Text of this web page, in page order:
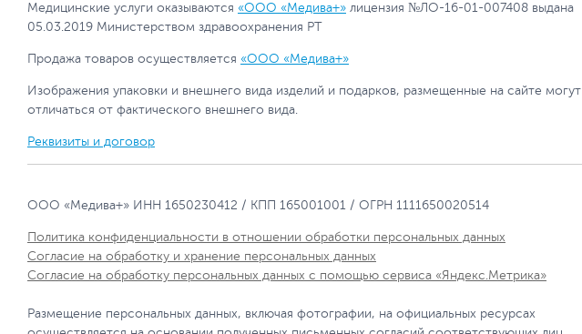
Медицинские услуги оказываются «ООО «Медива+» лицензия №ЛО-16-01-007408 выдана
05.03.2019 Министерством здравоохранения РТ
Продажа товаров осуществляется «ООО «Медива+»
Изображения упаковки и внешнего вида изделий и подарков, размещенные на сайте могут
отличаться от фактического внешнего вида.
Реквизиты и договор
ООО «Медива+» ИНН 1650230412 / КПП 165001001 / ОГРН 1111650020514
Политика конфиденциальности в отношении обработки персональных данных
Согласие на обработку и хранение персональных данных
Согласие на обработку персональных данных с помощью сервиса «Яндекс.Метрика»
Размещение персональных данных, включая фотографии, на официальных ресурсах